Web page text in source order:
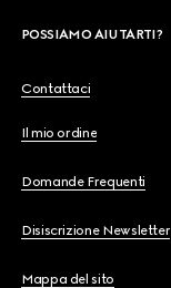
POSSIAMO AIUTARTI?
Contattaci
Il mio ordine
Domande Frequenti
Disiscrizione Newsletter
Mappa del sito